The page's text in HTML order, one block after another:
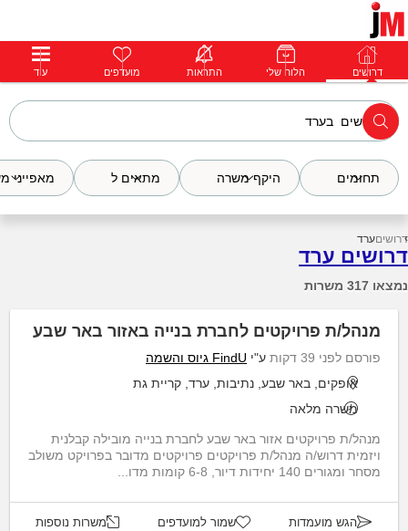
דרושים פרופילים הודעות פרימיום דרושים הלוח שלי התראות מועדפים עוד
תחומים היקף משרה מתאים ל מאפייני
דרושיםערד
דרושים ערד
נמצאו 317 משרות
מנהל/ת פרויקטים לחברת בנייה באזור באר שבע
פורסם לפני 39 דקות ע"י FindU גיוס והשמה
אופקים, באר שבע, נתיבות, ערד, קריית גת
משרה מלאה
מנהל/ת פרויקטים אזור באר שבע לחברת בנייה מובילה קבלנית
ויזמית דרוש/ה מנהל/ת פרויקטים פרויקטים מדובר בפרויקט משולב
מסחר ומגורים 140 יחידות דיור, 6-8 קומות מדו...
הגש מועמדות שמור למועדפים משרות נוספות